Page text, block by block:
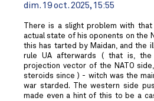
dim. 19 oct. 2025, 15:55
There is a slight problem with
actual state of his oponents on the
this has tarted by Maidan, and the
rule UA afterwards ( that is, the
projection vector of the NATO
steroids since ) - witch was the
war starded. The western side
made even a hint of this to be a